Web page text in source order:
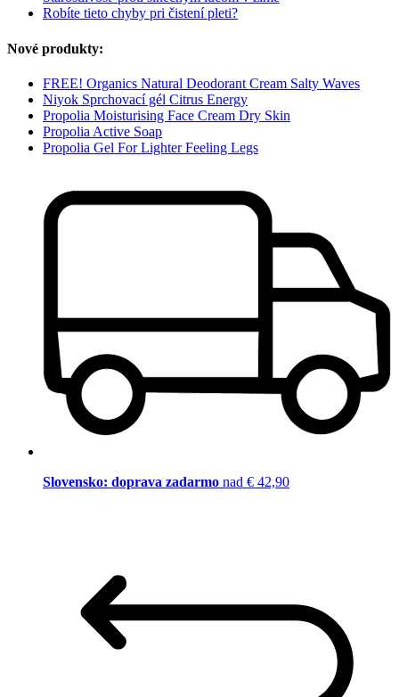
Robíte tieto chyby pri čistení pleti?
Nové produkty:
FREE! Organics Natural Deodorant Cream Salty Waves
Niyok Sprchovací gél Citrus Energy
Propolia Moisturising Face Cream Dry Skin
Propolia Active Soap
Propolia Gel For Lighter Feeling Legs
Slovensko: doprava zadarmo nad € 42,90